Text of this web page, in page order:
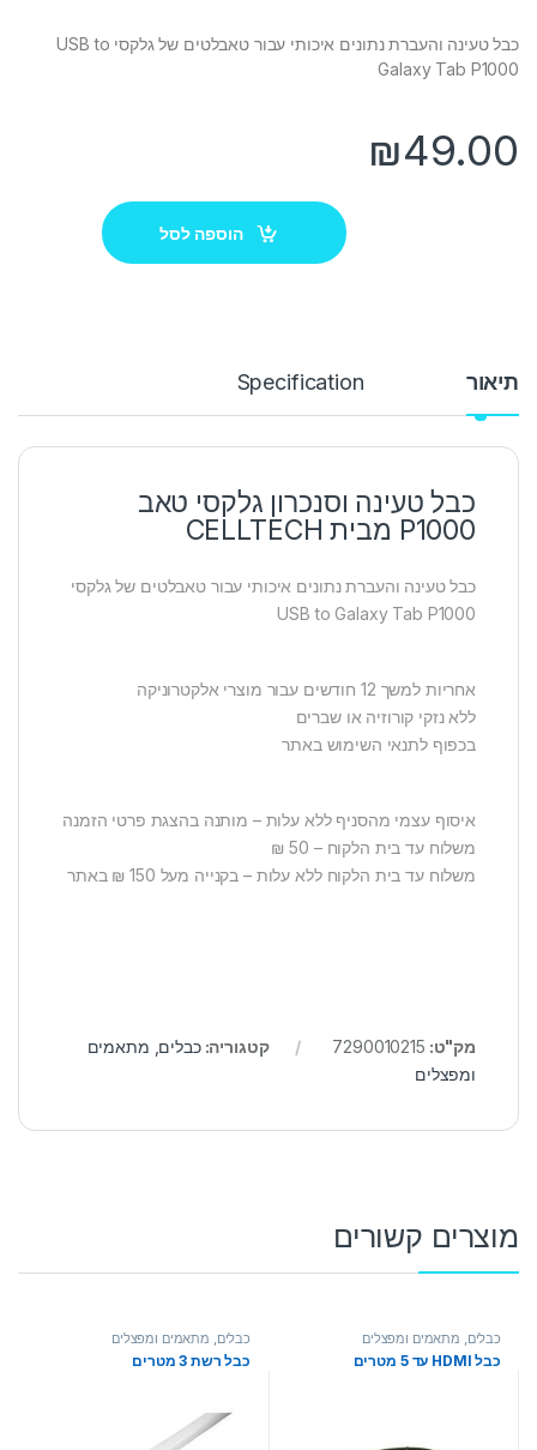
כבל טעינה והעברת נתונים איכותי עבור טאבלטים של גלקסי USB to
Galaxy Tab P1000
₪49.00
הוספה לסל
תיאור Specification
כבל טעינה וסנכרון גלקסי טאב
P1000 מבית CELLTECH
כבל טעינה והעברת נתונים איכותי עבור טאבלטים של גלקסי
USB to Galaxy Tab P1000
אחריות למשך 12 חודשים עבור מוצרי אלקטרוניקה
ללא נזקי קורוזיה או שברים
בכפוף לתנאי השימוש באתר
איסוף עצמי מהסניף ללא עלות – מותנה בהצגת פרטי הזמנה
משלוח עד בית הלקוח – 50 ₪
משלוח עד בית הלקוח ללא עלות – בקנייה מעל 150 ₪ באתר
מק"ט: 7290010215 קטגוריה:כבלים, מתאמים
ומפצלים
מוצרים קשורים
כבלים, מתאמים ומפצלים
כבל HDMI עד 5 מטרים
כבלים, מתאמים ומפצלים
כבל רשת 3 מטרים